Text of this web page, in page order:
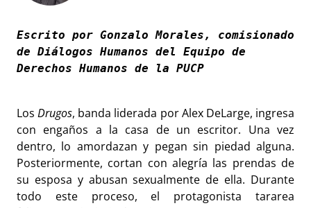
Escrito por Gonzalo Morales, comisionado
de Diálogos Humanos del Equipo de
Derechos Humanos de la PUCP
LosDrugos, banda liderada por Alex DeLarge, ingresa
con engaños a la casa de un escritor. Una vez
dentro, lo amordazan y pegan sin piedad alguna.
Posteriormente, cortan con alegría las prendas de
su esposa y abusan sexualmente de ella. Durante
todo este proceso, el protagonista tararea